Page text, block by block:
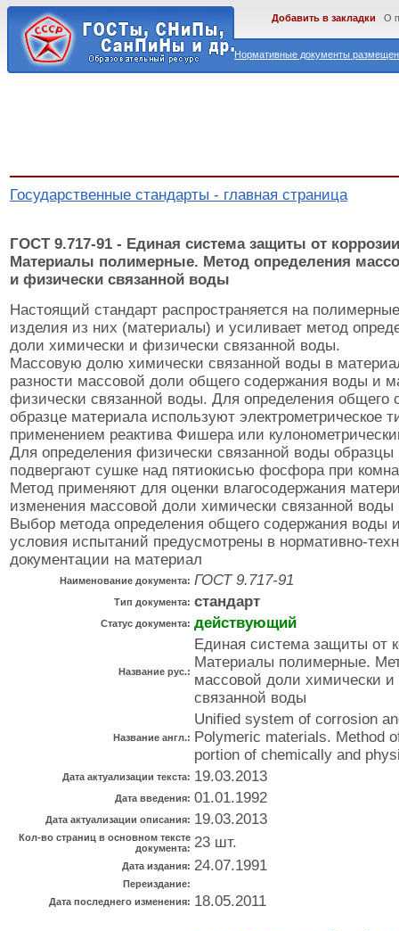
Нормативные документы
Добавить в закладки О
Государственные стандарты - главная страница
ГОСТ 9.717-91 - Единая система защиты от
Материалы полимерные. Метод определения
и физически связанной воды
Настоящий стандарт распространяется на
изделия из них (материалы) и усиливает метод
доли химически и физически связанной воды.
Массовую долю химически связанной воды в
разности массовой доли общего содержания воды и
физически связанной воды. Для определения общего
образце материала используют электрометрическое
применением реактива Фишера или
Для определения физически связанной воды образцы
подвергают сушке над пятиокисью фосфора при
Метод применяют для оценки влагосодержания
изменения массовой доли химически связанной воды
Выбор метода определения общего содержания воды
условия испытаний предусмотрены в нормативно-
документации на материал
Наименование документа: ГОСТ 9.717-91
Тип документа: стандарт
Статус документа: действующий
Название рус.:
Единая система защиты от
Материалы полимерные.
массовой доли химически
связанной воды
Название англ.:
Unified system of corrosion
Polymeric materials. Method
portion of chemically and
Дата актуализации текста: 19.03.2013
Дата введения: 01.01.1992
Дата актуализации описания: 19.03.2013
Кол-во страниц в основном тексте
документа: 23 шт.
Дата издания: 24.07.1991
Переиздание:
Дата последнего изменения: 18.05.2011